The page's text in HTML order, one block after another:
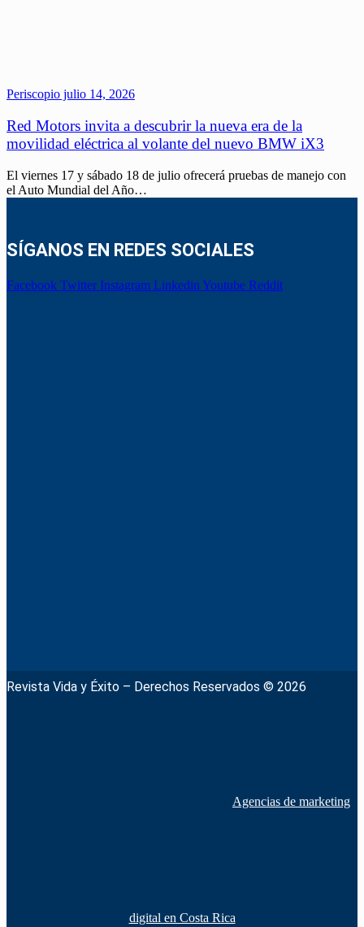
Periscopio julio 14, 2026
Red Motors invita a descubrir la nueva era de la
movilidad eléctrica al volante del nuevo BMW iX3
El viernes 17 y sábado 18 de julio ofrecerá pruebas de manejo con
el Auto Mundial del Año…
SÍGANOS EN REDES SOCIALES
Facebook Twitter Instagram Linkedin Youtube Reddit
Revista Vida y Éxito – Derechos Reservados © 2026
Agencias de marketing
digital en Costa Rica